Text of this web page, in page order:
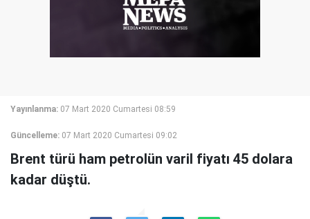
Yayınlanma: 07 Mart 2020 Cumartesi 08:59
Güncelleme: 07 Mart 2020 Cumartesi 09:02
Brent türü ham petrolün varil fiyatı 45 dolara
kadar düştü.